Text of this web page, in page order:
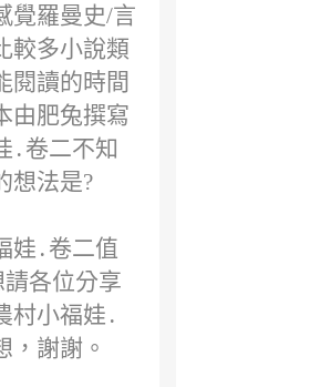
覺羅曼史/言
較多小說類
閱讀的時間
由肥兔撰寫
․卷二不知
想法是?
娃․卷二值
各位分享
村小福娃․
，謝謝。